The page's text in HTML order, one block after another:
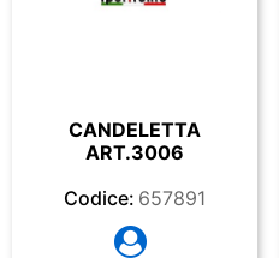
CANDELETTA
ART.3006
Codice: 657891